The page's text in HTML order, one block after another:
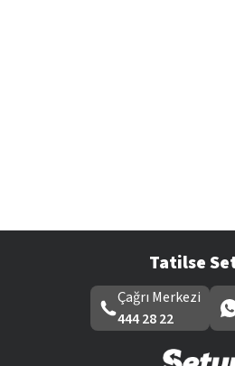
Tatilse
Çağrı Merkezi
444 28 22